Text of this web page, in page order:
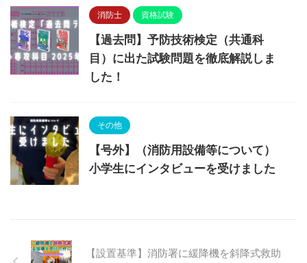
消防士 資格試験
【過去問】予防技術検定（共通科
目）に出た試験問題を徹底解説しま
した！
その他
【号外】（消防用設備等について）
小学生にインタビューを受けました
【設置基準】消防署に緩降機を斜降式救助